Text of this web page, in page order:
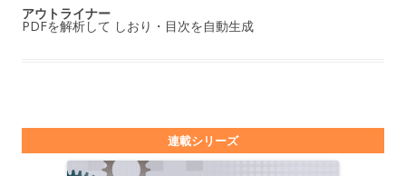
アウトライナー
PDFを解析して しおり・目次を自動生成
連載シリーズ